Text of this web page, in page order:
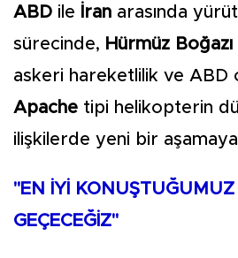
ABD ile İran arasında
sürecinde, Hürmüz Boğazı
askeri hareketlilik ve ABD
Apache tipi helikopterin
ilişkilerde yeni bir
"EN İYİ KONUŞTUĞUMUZ
GEÇECEĞİZ"